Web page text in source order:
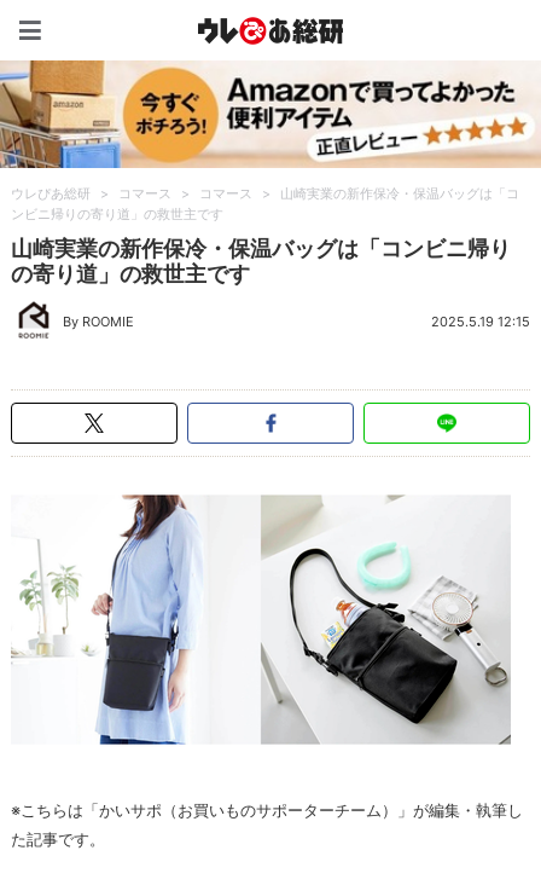
ウレぴあ総研 > コマース > コマース >
山崎実業の新作保冷・保温バッグは「コ
ンビニ帰りの寄り道」の救世主です
山崎実業の新作保冷・保温バッグは「コンビニ帰り
の寄り道」の救世主です
By ROOMIE 2025.5.19 12:15
※こちらは「かいサポ（お買いものサポーターチーム）」が編集・執筆し
た記事です。